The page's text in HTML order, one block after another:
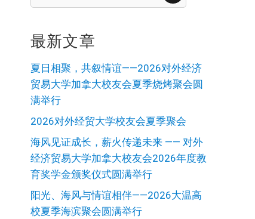
最新文章
夏日相聚，共叙情谊——2026对外经济
贸易大学加拿大校友会夏季烧烤聚会圆
满举行
2026对外经贸大学校友会夏季聚会
海风见证成长，薪火传递未来 —— 对外
经济贸易大学加拿大校友会2026年度教
育奖学金颁奖仪式圆满举行
阳光、海风与情谊相伴——2026大温高
校夏季海滨聚会圆满举行